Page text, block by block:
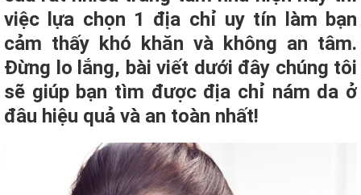
việc lựa chọn 1 địa chỉ uy tín làm bạn
cảm thấy khó khăn và không an tâm.
Đừng lo lắng, bài viết dưới đây chúng tôi
sẽ giúp bạn tìm được địa chỉ nám da ở
đâu hiệu quả và an toàn nhất!